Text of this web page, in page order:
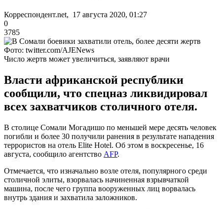
Корреспондент.net, 17 августа 2020, 01:27
0
3785
Фото: twitter.com/AJENews
Число жертв может увеличиться, заявляют врачи
Власти африканской республики
сообщили, что спецназ ликвидировал
всех захватчиков столичного отеля.
В столице Сомали Могадишо по меньшей мере десять человек
погибли и более 30 получили ранения в результате нападения
террористов на отель Elite Hotel. Об этом в воскресенье, 16
августа, сообщило агентство АFP.
Отмечается, что изначально возле отеля, популярного среди
столичной элиты, взорвалась начиненная взрывчаткой
машина, после чего группа вооруженных лиц ворвалась
внутрь здания и захватила заложников.